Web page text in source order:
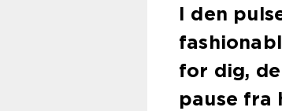
I den
for dig,
pause fra